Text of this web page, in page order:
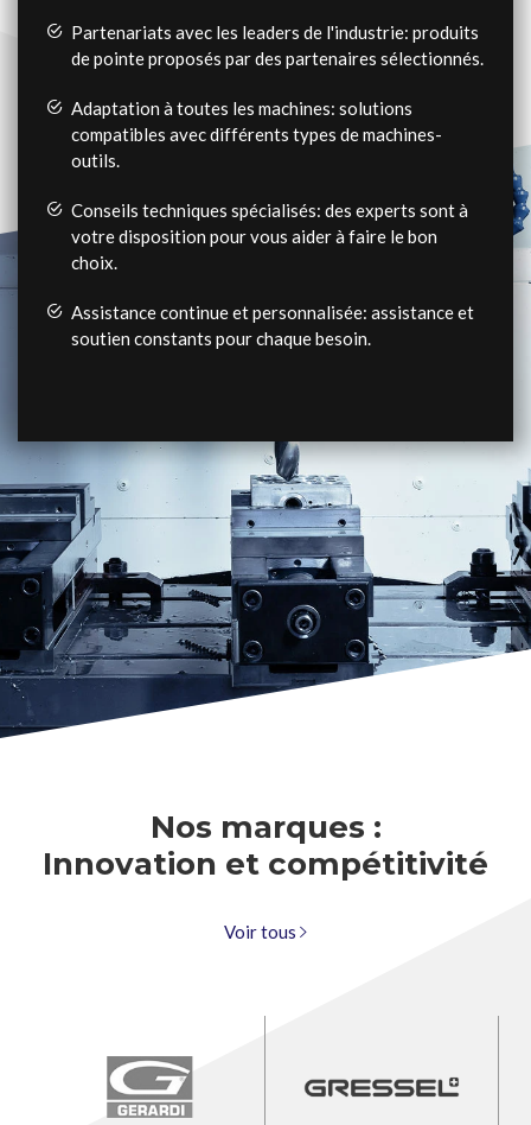
Partenariats avec les leaders de l'industrie: produits
de pointe proposés par des partenaires sélectionnés.
Adaptation à toutes les machines: solutions
compatibles avec différents types de machines-
outils.
Conseils techniques spécialisés: des experts sont à
votre disposition pour vous aider à faire le bon
choix.
Assistance continue et personnalisée: assistance et
soutien constants pour chaque besoin.
Nos marques :
Innovation et compétitivité
Voir tous